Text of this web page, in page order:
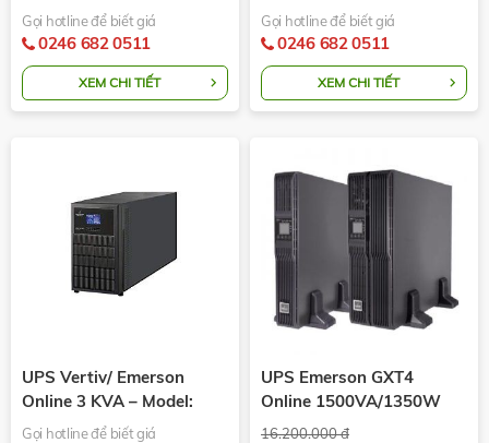
GXT-1000MTPLUS230
Gọi hotline để biết giá
0246 682 0511
XEM CHI TIẾT
GXT4-1500RT230
Gọi hotline để biết giá
0246 682 0511
XEM CHI TIẾT
UPS Vertiv/ Emerson
Online 3 KVA – Model:
GXT-3000MTPLUS230
Gọi hotline để biết giá
UPS Emerson GXT4
Online 1500VA/1350W
230v LCD PF 0.9 2U
16.200.000 đ